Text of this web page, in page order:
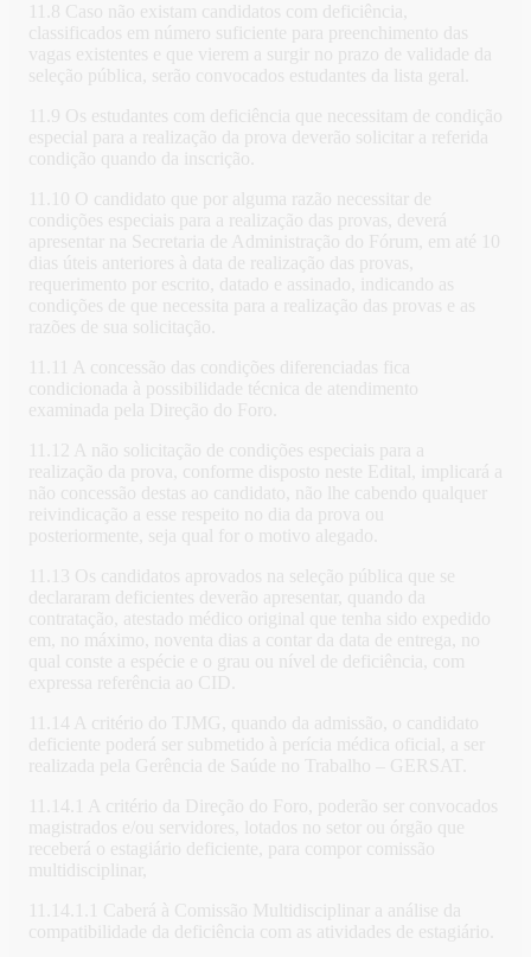
11.8 Caso não existam candidatos com deficiência,
classificados em número suficiente para preenchimento das
vagas existentes e que vierem a surgir no prazo de validade da
seleção pública, serão convocados estudantes da lista geral.
11.9 Os estudantes com deficiência que necessitam de condição
especial para a realização da prova deverão solicitar a referida
condição quando da inscrição.
11.10 O candidato que por alguma razão necessitar de
condições especiais para a realização das provas, deverá
apresentar na Secretaria de Administração do Fórum, em até 10
dias úteis anteriores à data de realização das provas,
requerimento por escrito, datado e assinado, indicando as
condições de que necessita para a realização das provas e as
razões de sua solicitação.
11.11 A concessão das condições diferenciadas fica
condicionada à possibilidade técnica de atendimento
examinada pela Direção do Foro.
11.12 A não solicitação de condições especiais para a
realização da prova, conforme disposto neste Edital, implicará a
não concessão destas ao candidato, não lhe cabendo qualquer
reivindicação a esse respeito no dia da prova ou
posteriormente, seja qual for o motivo alegado.
11.13 Os candidatos aprovados na seleção pública que se
declararam deficientes deverão apresentar, quando da
contratação, atestado médico original que tenha sido expedido
em, no máximo, noventa dias a contar da data de entrega, no
qual conste a espécie e o grau ou nível de deficiência, com
expressa referência ao CID.
11.14 A critério do TJMG, quando da admissão, o candidato
deficiente poderá ser submetido à perícia médica oficial, a ser
realizada pela Gerência de Saúde no Trabalho – GERSAT.
11.14.1 A critério da Direção do Foro, poderão ser convocados
magistrados e/ou servidores, lotados no setor ou órgão que
receberá o estagiário deficiente, para compor comissão
multidisciplinar,
11.14.1.1 Caberá à Comissão Multidisciplinar a análise da
compatibilidade da deficiência com as atividades de estagiário.